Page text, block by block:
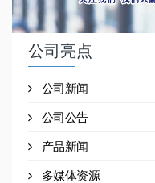
公司亮点
公司新闻
公司公告
产品新闻
多媒体资源